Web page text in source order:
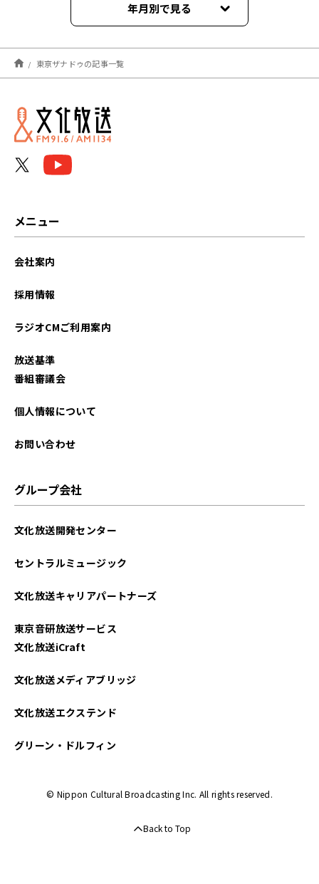
年月別で見る
2023年08月
2023年07月
2023年06月
東亰ザナドゥの記事一覧
メニュー
会社案内
採用情報
ラジオCMご利用案内
放送基準
番組審議会
個人情報について
お問い合わせ
グループ会社
文化放送開発センター
セントラルミュージック
文化放送キャリアパートナーズ
東京音研放送サービス
文化放送iCraft
文化放送メディアブリッジ
文化放送エクステンド
グリーン・ドルフィン
© Nippon Cultural Broadcasting Inc. All rights reserved.
Back to Top